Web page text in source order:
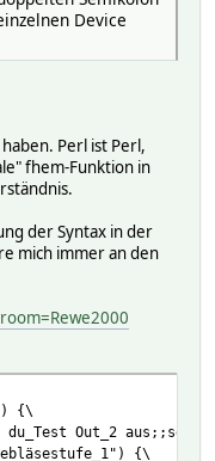
block_01 executed
mode enabled
state initialized
Device
Perl ist Perl,
fhem-Funktion in
der Syntax in der
mich immer an den
{\
Out_2 aus;;set
{\